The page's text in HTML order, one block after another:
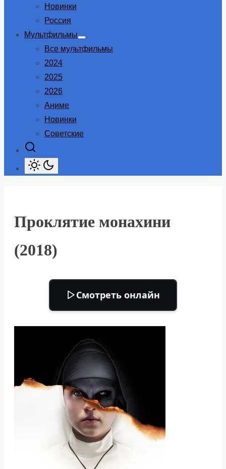
Новинки
Россия
Мультфильмы
Show
sub
Все мультфильмы
2024
2025
2026
Аниме
Новинки
Советские
Проклятие монахини
(2018)
Смотреть онлайн